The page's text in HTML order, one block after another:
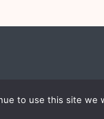
Reserved |
to use this site we